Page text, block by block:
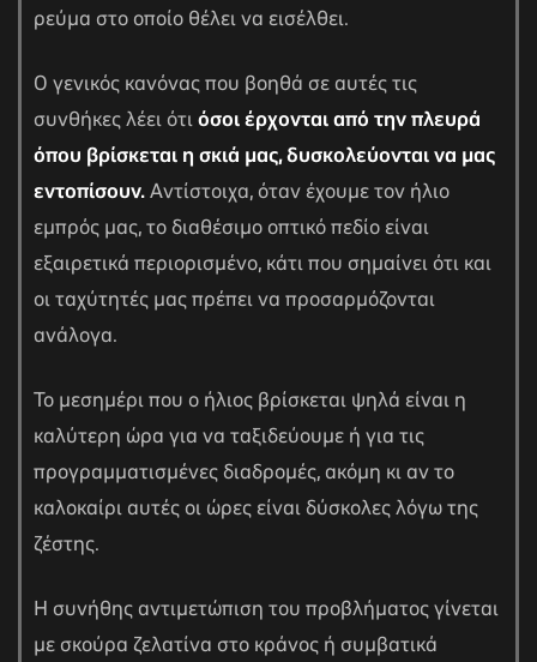
ρεύμα στο οποίο θέλει να εισέλθει.
Ο γενικός κανόνας που βοηθά σε αυτές τις
συνθήκες λέει ότιόσοι έρχονται από την πλευρά
όπου βρίσκεται η σκιά μας, δυσκολεύονται να μας
εντοπίσουν.Αντίστοιχα, όταν έχουμε τον ήλιο
εμπρός μας, το διαθέσιμο οπτικό πεδίο είναι
εξαιρετικά περιορισμένο, κάτι που σημαίνει ότι και
οι ταχύτητές μας πρέπει να προσαρμόζονται
ανάλογα.
Το μεσημέρι που ο ήλιος βρίσκεται ψηλά είναι η
καλύτερη ώρα για να ταξιδεύουμε ή για τις
προγραμματισμένες διαδρομές, ακόμη κι αν το
καλοκαίρι αυτές οι ώρες είναι δύσκολες λόγω της
ζέστης.
Η συνήθης αντιμετώπιση του προβλήματος γίνεται
με σκούρα ζελατίνα στο κράνος ή συμβατικά